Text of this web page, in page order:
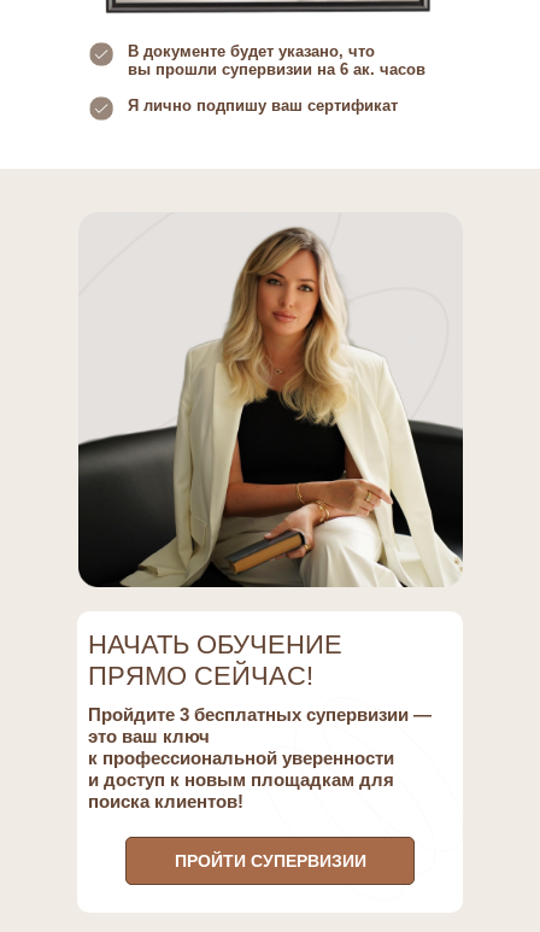
В документе будет указано, что
вы прошли супервизии на 6 ак. часов
Я лично подпишу ваш сертификат
НАЧАТЬ ОБУЧЕНИЕ
ПРЯМО СЕЙЧАС!
Пройдите 3 бесплатных супервизии —
это ваш ключ
к профессиональной уверенности
и доступ к новым площадкам для
поиска клиентов!
ПРОЙТИ СУПЕРВИЗИИ